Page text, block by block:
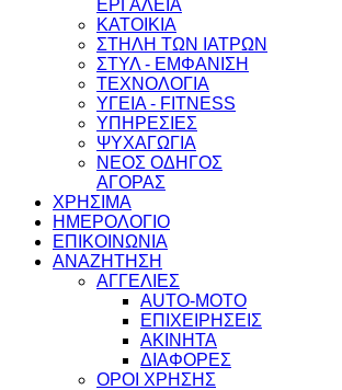
ΕΡΓΑΛΕΙΑ
ΚΑΤΟΙΚΙΑ
ΣΤΗΛΗ ΤΩΝ ΙΑΤΡΩΝ
ΣΤΥΛ - ΕΜΦΑΝΙΣΗ
ΤΕΧΝΟΛΟΓΙΑ
ΥΓΕΙΑ - FITNESS
ΥΠΗΡΕΣΙΕΣ
ΨΥΧΑΓΩΓΙΑ
ΝΕΟΣ ΟΔΗΓΟΣ
ΑΓΟΡΑΣ
ΧΡΗΣΙΜΑ
ΗΜΕΡΟΛΟΓΙΟ
ΕΠΙΚΟΙΝΩΝΙΑ
ΑΝΑΖΗΤΗΣΗ
ΑΓΓΕΛΙΕΣ
AUTO-MOTO
ΕΠΙΧΕΙΡΗΣΕΙΣ
ΑΚΙΝΗΤΑ
ΔΙΑΦΟΡΕΣ
ΟΡΟΙ ΧΡΗΣΗΣ